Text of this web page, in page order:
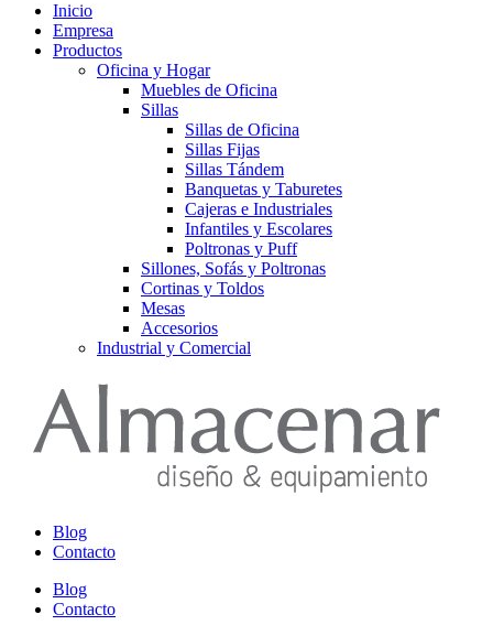
Inicio
Empresa
Productos
Oficina y Hogar
Muebles de Oficina
Sillas
Sillas de Oficina
Sillas Fijas
Sillas Tándem
Banquetas y Taburetes
Cajeras e Industriales
Infantiles y Escolares
Poltronas y Puff
Sillones, Sofás y Poltronas
Cortinas y Toldos
Mesas
Accesorios
Industrial y Comercial
Blog
Contacto
Blog
Contacto